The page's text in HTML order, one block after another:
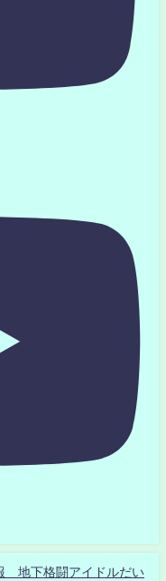
地下格闘アイドルだい